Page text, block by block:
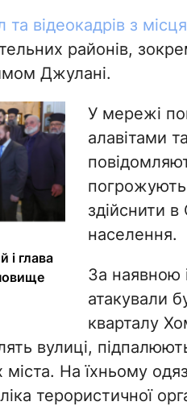
відеокадрів з
районів,
Джулані.
і глава
У мережі
алавітами
здійснити
населення.
За наявною
атакували
кварталу
вулиці,
На їхньому
терористичної